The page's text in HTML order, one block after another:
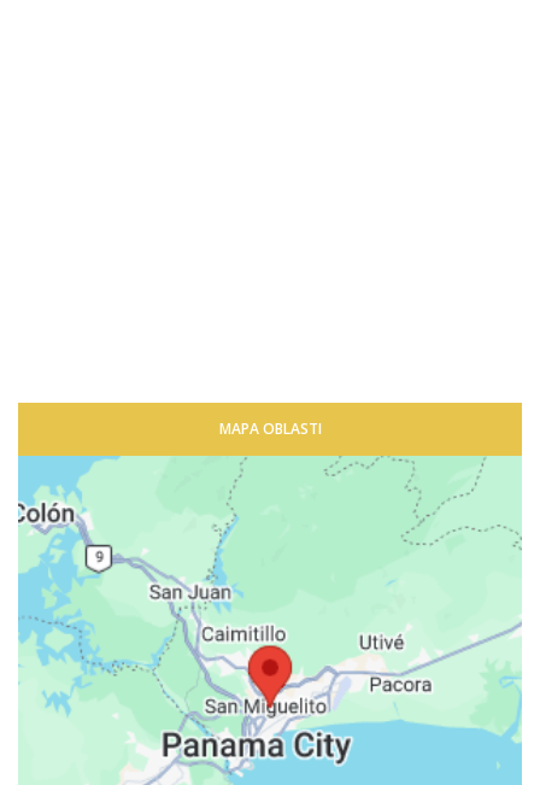
MAPA OBLASTI